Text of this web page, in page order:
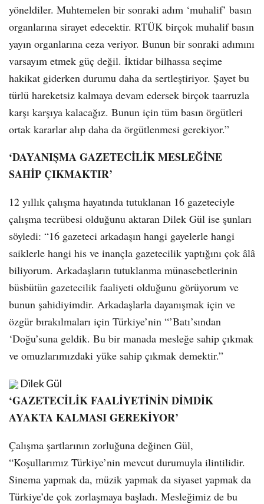
yöneldiler. Muhtemelen bir sonraki adım ‘muhalif’ basın
organlarına sirayet edecektir. RTÜK birçok muhalif basın
yayın organlarına ceza veriyor. Bunun bir sonraki adımını
varsayım etmek güç değil. İktidar bilhassa seçime
hakikat giderken durumu daha da sertleştiriyor. Şayet bu
türlü hareketsiz kalmaya devam edersek birçok taarruzla
karşı karşıya kalacağız. Bunun için tüm basın örgütleri
ortak kararlar alıp daha da örgütlenmesi gerekiyor.”
‘DAYANIŞMA GAZETECİLİK MESLEĞİNE
SAHİP ÇIKMAKTIR’
12 yıllık çalışma hayatında tutuklanan 16 gazeteciyle
çalışma tecrübesi olduğunu aktaran Dilek Gül ise şunları
söyledi: “16 gazeteci arkadaşın hangi gayelerle hangi
saiklerle hangi his ve inançla gazetecilik yaptığını çok âlâ
biliyorum. Arkadaşların tutuklanma münasebetlerinin
büsbütün gazetecilik faaliyeti olduğunu görüyorum ve
bunun şahidiyimdir. Arkadaşlarla dayanışmak için ve
özgür bırakılmaları için Türkiye’nin “’Batı’sından
‘Doğu’suna geldik. Bu bir manada mesleğe sahip çıkmak
ve omuzlarımızdaki yüke sahip çıkmak demektir.”
Dilek Gül
‘GAZETECİLİK FAALİYETİNİN DİMDİK
AYAKTA KALMASI GEREKİYOR’
Çalışma şartlarının zorluğuna değinen Gül,
“Koşullarımız Türkiye’nin mevcut durumuyla ilintilidir.
Sinema yapmak da, müzik yapmak da siyaset yapmak da
Türkiye’de çok zorlaşmaya başladı. Mesleğimiz de bu